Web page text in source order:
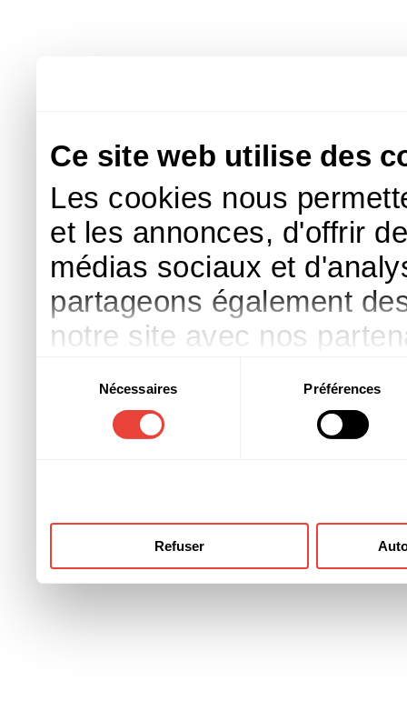
Ce site web utilise des
Les cookies nous
et les annonces, d'offrir
médias sociaux et
partageons également
notre site avec nos
d'autres informations
ont collectées lors de
consentement
Nécessaires Préférences
Refuser